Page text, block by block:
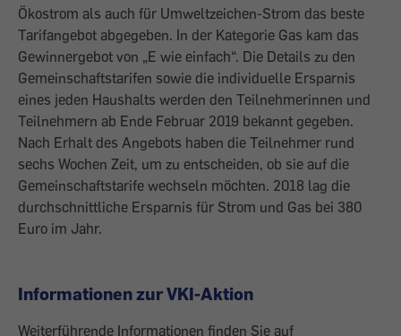
Ökostrom als auch für Umweltzeichen-Strom das beste
Tarifangebot abgegeben. In der Kategorie Gas kam das
Gewinnergebot von „E wie einfach“. Die Details zu den
Gemeinschaftstarifen sowie die individuelle Ersparnis
eines jeden Haushalts werden den Teilnehmerinnen und
Teilnehmern ab Ende Februar 2019 bekannt gegeben.
Nach Erhalt des Angebots haben die Teilnehmer rund
sechs Wochen Zeit, um zu entscheiden, ob sie auf die
Gemeinschaftstarife wechseln möchten. 2018 lag die
durchschnittliche Ersparnis für Strom und Gas bei 380
Euro im Jahr.
Informationen zur VKI-Aktion
Weiterführende Informationen finden Sie auf